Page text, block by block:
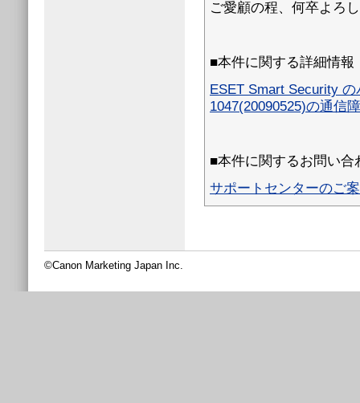
ご愛顧の程、何卒よろ
■本件に関する詳細情報
ESET Smart Security
1047(20090525)の通信
■本件に関するお問い合
サポートセンターのご
©Canon Marketing Japan Inc.